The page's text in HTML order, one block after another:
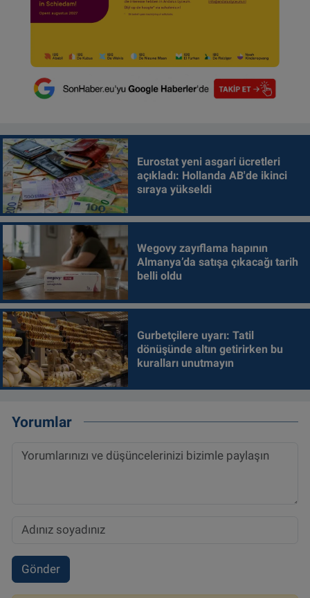
Eurostat yeni asgari ücretleri
açıkladı: Hollanda AB'de ikinci
sıraya yükseldi
Wegovy zayıflama hapının
Almanya’da satışa çıkacağı tarih
belli oldu
Gurbetçilere uyarı: Tatil
dönüşünde altın getirirken bu
kuralları unutmayın
Yorumlar
Gönder